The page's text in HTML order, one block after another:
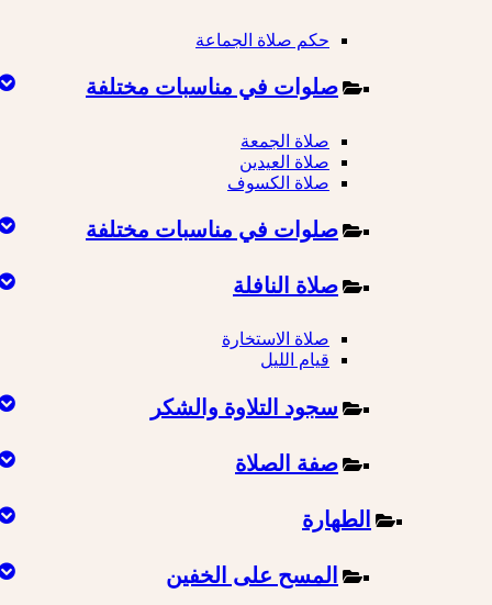
حكم صلاة الجماعة
صلوات في مناسبات مختلفة
صلاة الجمعة
صلاة العيدين
صلاة الكسوف
صلوات في مناسبات مختلفة
صلاة النافلة
صلاة الاستخارة
قيام الليل
سجود التلاوة والشكر
صفة الصلاة
الطهارة
المسح على الخفين